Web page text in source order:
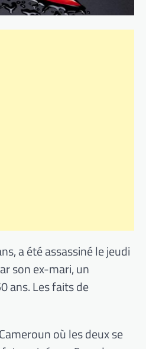
a été assassiné le jeudi
son ex-mari, un
ans. Les faits de
où les deux se